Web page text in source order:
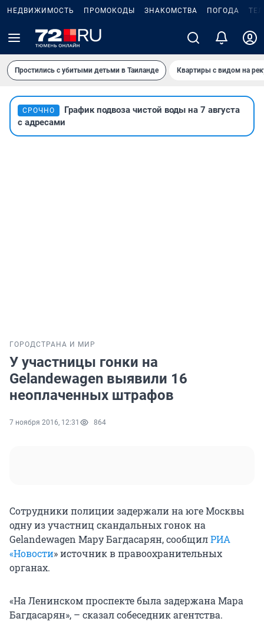
НЕДВИЖИМОСТЬ ПРОМОКОДЫ ЗНАКОМСТВА ПОГОДА
Простились с убитыми детьми в Таиланде Квартиры с видом на
СРОЧНО
График подвоза чистой воды на 7 августа
с адресами
ГОРОДСТРАНА И МИР
У участницы гонки на
Gelandewagen выявили 16
неоплаченных штрафов
7 ноября 2016, 12:31 864
Сотрудники полиции задержали на юге Москвы
одну из участниц скандальных гонок на
Gelandewagen Мару Багдасарян, сообщилРИА
«Новости» источник в правоохранительных
органах.
«На Ленинском проспекте была задержана Мара
Багдасарян», – сказал собеседник агентства.